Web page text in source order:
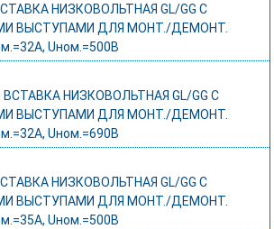
НИЗКОВОЛЬТНАЯ GL/GG С
ВЫСТУПАМИ ДЛЯ МОНТ./ДЕМОНТ.
Uном.=500В
ВСТАВКА НИЗКОВОЛЬТНАЯ GL/GG С
ВЫСТУПАМИ ДЛЯ МОНТ./ДЕМОНТ.
Uном.=690В
НИЗКОВОЛЬТНАЯ GL/GG С
ВЫСТУПАМИ ДЛЯ МОНТ./ДЕМОНТ.
Uном.=500В